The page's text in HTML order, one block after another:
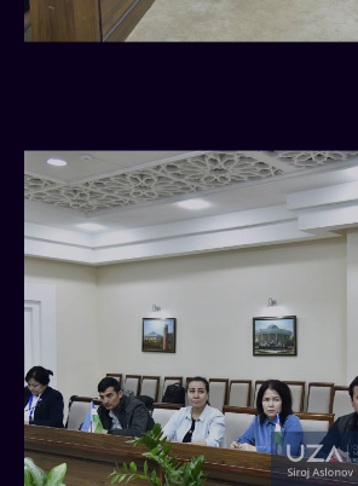
kuniga
belgilangan
Navoiy
okrug
komissiyasi
tomonidan
brifing
o‘tkazildi.